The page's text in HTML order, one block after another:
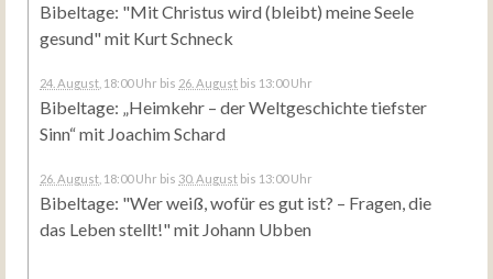
Bibeltage: "Mit Christus wird (bleibt) meine Seele
gesund" mit Kurt Schneck
24. August , 18:00 Uhr bis 26. August bis 13:00 Uhr
Bibeltage: „Heimkehr – der Weltgeschichte tiefster
Sinn“ mit Joachim Schard
26. August , 18:00 Uhr bis 30. August bis 13:00 Uhr
Bibeltage: "Wer weiß, wofür es gut ist? – Fragen, die
das Leben stellt!" mit Johann Ubben